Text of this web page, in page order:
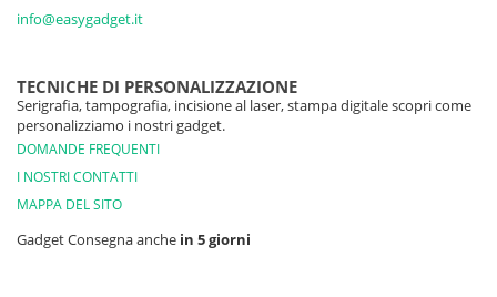
info@easygadget.it
TECNICHE DI PERSONALIZZAZIONE
Serigrafia, tampografia, incisione al laser, stampa digitale scopri come
personalizziamo i nostri gadget.
DOMANDE FREQUENTI
I NOSTRI CONTATTI
MAPPA DEL SITO
Gadget Consegna anche in 5 giorni